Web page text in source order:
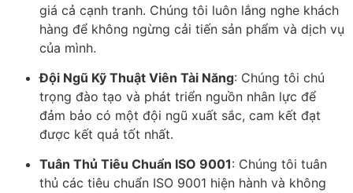
giá cả cạnh tranh. Chúng tôi luôn lắng nghe khách
hàng để không ngừng cải tiến sản phẩm và dịch vụ
của mình.
Đội Ngũ Kỹ Thuật Viên Tài Năng: Chúng tôi chú
trọng đào tạo và phát triển nguồn nhân lực để
đảm bảo có một đội ngũ xuất sắc, cam kết đạt
được kết quả tốt nhất.
Tuân Thủ Tiêu Chuẩn ISO 9001: Chúng tôi tuân
thủ các tiêu chuẩn ISO 9001 hiện hành và không